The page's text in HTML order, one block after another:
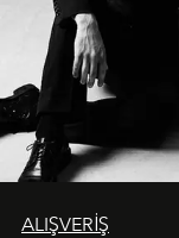
ALIŞVERİŞ